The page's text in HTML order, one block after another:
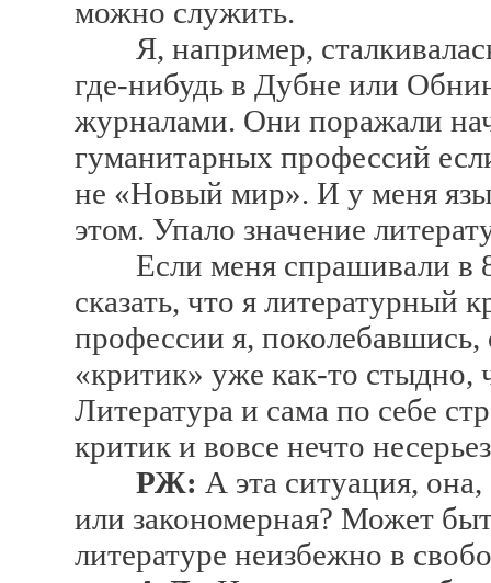
можно служить.
Я, например,
где-нибудь в Дубне или
журналами. Они поражали
гуманитарных профессий
не «Новый мир». И у меня
этом. Упало значение
Если меня спрашивали в
сказать, что я литературный
профессии я,
«критик» уже как-то стыдно,
Литература и сама по себе
критик и вовсе нечто
РЖ: А эта ситуация,
или закономерная? Может
литературе неизбежно в